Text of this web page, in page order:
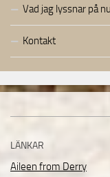
Vad jag lyssnar på nu
Kontakt
LÄNKAR
Aileen from Derry